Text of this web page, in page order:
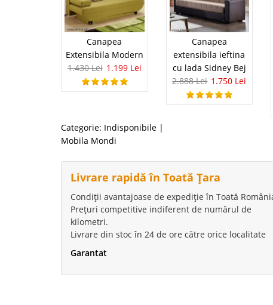
Canapea
Extensibila Modern
1.430 Lei 1.199 Lei
Canapea
extensibila ieftina
cu lada Sidney Bej
2.888 Lei 1.750 Lei
Categorie: Indisponibile |
Mobila Mondi
Livrare rapidă în Toată Țara
Condiții avantajoase de expediție în Toată
Prețuri competitive indiferent de numărul de
kilometri.
Livrare din stoc în 24 de ore către orice localitate
Garantat